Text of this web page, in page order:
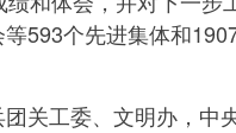
593个先进集体和
关工委、文明办，中